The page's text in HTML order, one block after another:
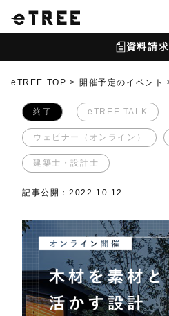
資料請求
eTREE TOP 開催予定のイベント
終了 eTREE TALK
ウェビナー（オンライン）
建築士・設計士
記事公開：2022.10.12